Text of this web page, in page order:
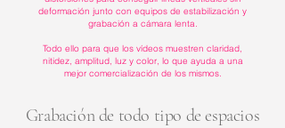
deformación junto con equipos de estabilización y
grabación a cámara lenta.
Todo ello para que los vídeos muestren claridad,
nitidez, amplitud, luz y color, lo que ayuda a una
mejor comercialización de los mismos.
Grabación de todo tipo de espacios